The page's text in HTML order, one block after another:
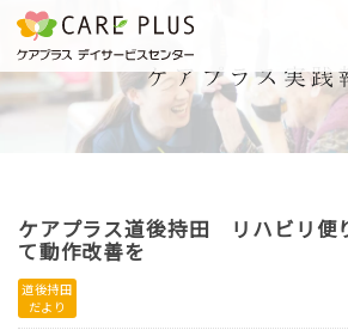
こんな方に
おすすめ
一日体験
ケアプラス道後持田 リハビリ
て動作改善を
道後持田
だより